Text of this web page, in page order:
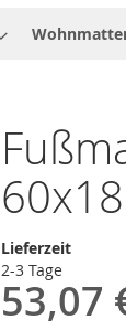
Lieferzeit
2-3 Tage
53,07